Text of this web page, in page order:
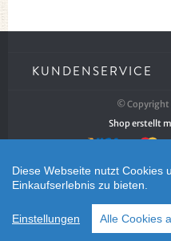
KUNDENSERVICE
© Copyright
Shop erstellt
Diese Webseite nutzt Cookies
Einkaufserlebnis zu bieten.
Einstellungen Alle Cookies